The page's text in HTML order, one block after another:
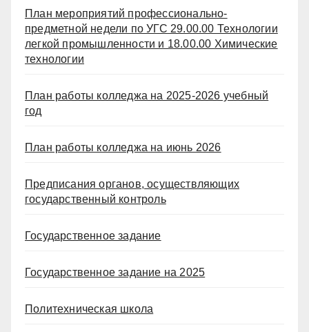
План мероприятий профессионально-
предметной недели по УГС 29.00.00 Технологии
легкой промышленности и 18.00.00 Химические
технологии
План работы колледжа на 2025-2026 учебный
год
План работы колледжа на июнь 2026
Предписания органов, осуществляющих
государственный контроль
Государственное задание
Государственное задание на 2025
Политехническая школа